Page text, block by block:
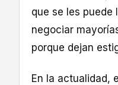
que se les puede
negociar
porque dejan
En la actualidad,